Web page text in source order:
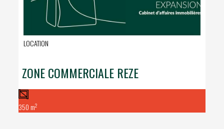
LOCATION
ZONE COMMERCIALE REZE
350 m2